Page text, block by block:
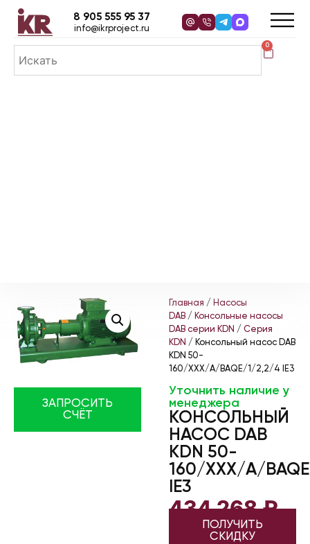
0
8 905 555 95 37
info@ikrproject.ru
ЗАПРОСИТЬ
СЧЁТ
Главная / Насосы
DAB / Консольные насосы
DAB серии KDN / Серия
KDN / Консольный насос DAB
KDN 50-
160/XXX/A/BAQE/1/2,2/4 IE3
Уточнить наличие у
менеджера
КОНСОЛЬНЫЙ
НАСОС DAB
KDN 50-
160/XXX/A/
IE3
434 268₽
ПОЛУЧИТЬ
СКИДКУ